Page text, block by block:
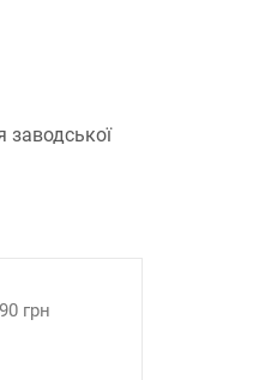
заводської
грн